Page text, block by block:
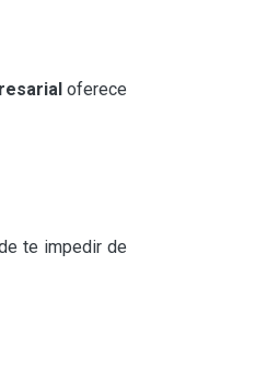
oferece
te impedir de